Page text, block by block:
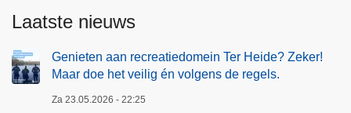
Laatste nieuws
Genieten aan recreatiedomein Ter Heide? Zeker!
Maar doe het veilig én volgens de regels.
Za 23.05.2026 - 22:25